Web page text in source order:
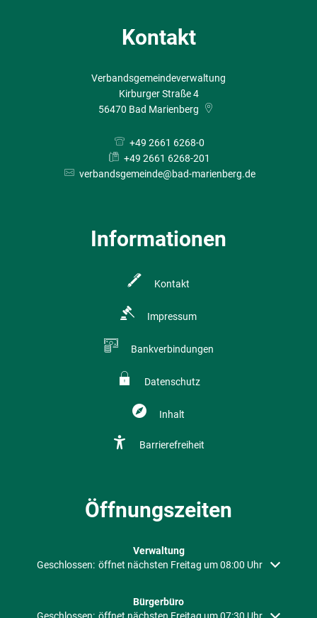
Kontakt
Verbandsgemeindeverwaltung
Kirburger Straße 4
56470 Bad Marienberg
+49 2661 6268-0
+49 2661 6268-201
verbandsgemeinde@bad-marienberg.de
Informationen
Kontakt
Impressum
Bankverbindungen
Datenschutz
Inhalt
Barrierefreiheit
Öffnungszeiten
Verwaltung
Klicken, um weitere Öffnungs- oder Schließzeiten auszublenden
Geschlossen: öffnet nächsten Freitag um 08:00 Uhr
Bürgerbüro